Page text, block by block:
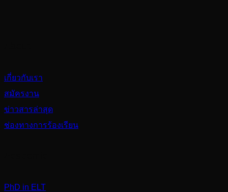
เกี่ยวกับเรา
สมัครงาน
ข่าวสารล่าสุด
ช่องทางการร้องเรียน
PhD in ELT